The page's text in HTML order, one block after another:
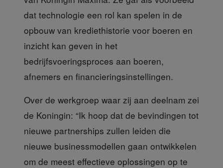
dat technologie een rol kan spelen in de
opbouw van krediethistorie voor boeren en
inzicht kan geven in het
bedrijfsvoeringsproces aan boeren,
afnemers en financieringsinstellingen.
Over de werkgroep waar zij aan deelnam zei
de Koningin: “Ik hoop dat de bevindingen tot
nieuwe partnerships zullen leiden die
nieuwe businessmodellen gaan ontwikkelen
om de meest effectieve oplossingen op te